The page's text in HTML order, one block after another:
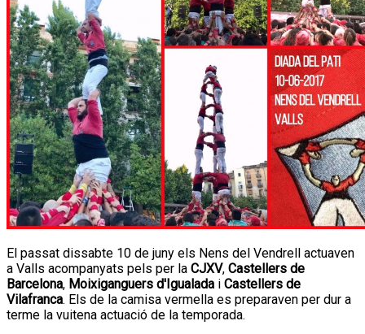
El passat dissabte 10 de juny els Nens del Vendrell actuaven
a Valls acompanyats pels per la CJXV, Castellers de
Barcelona, Moixiganguers d'Igualada i Castellers de
Vilafranca. Els de la camisa vermella es preparaven per dur a
terme la vuitena actuació de la temporada.